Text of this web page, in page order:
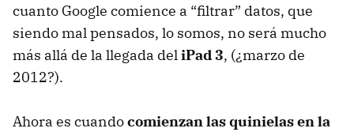
cuanto Google comience a “filtrar” datos, que
siendo mal pensados, lo somos, no será mucho
más allá de la llegada deliPad 3, (¿marzo de
2012?).
Ahora es cuandocomienzan las quinielas en la